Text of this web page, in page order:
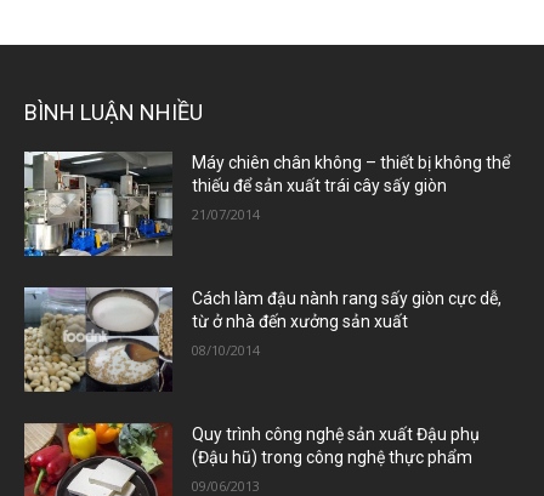
BÌNH LUẬN NHIỀU
Máy chiên chân không – thiết bị không thể
thiếu để sản xuất trái cây sấy giòn
21/07/2014
Cách làm đậu nành rang sấy giòn cực dễ,
từ ở nhà đến xưởng sản xuất
08/10/2014
Quy trình công nghệ sản xuất Đậu phụ
(Đậu hũ) trong công nghệ thực phẩm
09/06/2013